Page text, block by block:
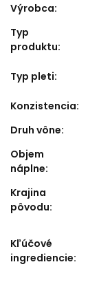
Výrobca:
Typ
produktu:
Typ pleti:
Konzistencia:
Druh vône:
Objem
náplne:
Krajina
pôvodu:
Kľúčové
ingrediencie: